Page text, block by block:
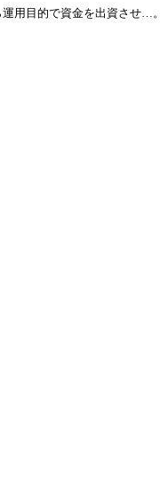
運用目的で資金を出資させ…